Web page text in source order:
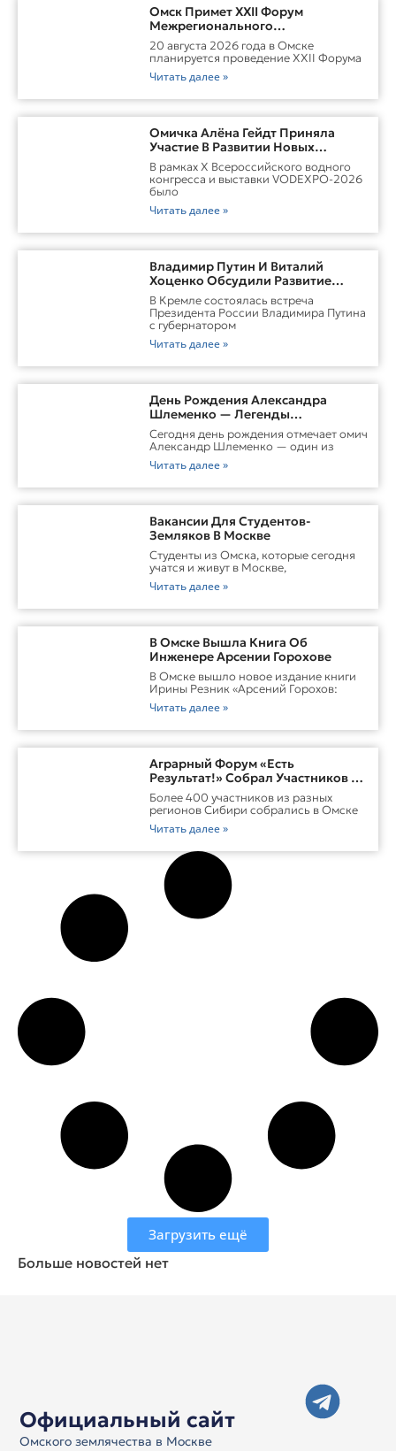
Омск Примет XXII Форум
Межрегионального
Сотрудничества России И
Казахстана
20 августа 2026 года в Омске
планируется проведение XXII Форума
Читать далее »
Омичка Алёна Гейдт Приняла
Участие В Развитии Новых
Карьерных Моделей Для Водной
Отрасли России
В рамках X Всероссийского водного
конгресса и выставки VODEXPO-2026
было
Читать далее »
Владимир Путин И Виталий
Хоценко Обсудили Развитие
Омской Области
В Кремле состоялась встреча
Президента России Владимира Путина
с губернатором
Читать далее »
День Рождения Александра
Шлеменко — Легенды
Российского ММА
Сегодня день рождения отмечает омич
Александр Шлеменко — один из
Читать далее »
Вакансии Для Студентов-
Земляков В Москве
Студенты из Омска, которые сегодня
учатся и живут в Москве,
Читать далее »
В Омске Вышла Книга Об
Инженере Арсении Горохове
В Омске вышло новое издание книги
Ирины Резник «Арсений Горохов:
Читать далее »
Аграрный Форум «Есть
Результат!» Собрал Участников Со
Всей Сибири В Омске
Более 400 участников из разных
регионов Сибири собрались в Омске
Читать далее »
Загрузить ещё
Больше новостей нет
Официальный сайт
Омского землячества в Москве